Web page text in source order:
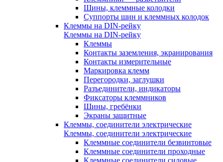
Шины, клеммные колодки
Суппорты шин и клеммных колодок
Клеммы на DIN-рейку
Клеммы на DIN-рейку
Клеммы
Контакты заземления, экранирования
Контакты измерительные
Маркировка клемм
Перегородки, заглушки
Разъединители, индикаторы
Фиксаторы клеммников
Шины, гребёнки
Экраны защитные
Клеммы, соединители электрические
Клеммы, соединители электрические
Клеммные соединители безвинтовые
Клеммные соединители проходные
Клеммные соединители силовые